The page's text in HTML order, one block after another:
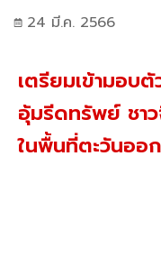
24 มี.ค. 2566
เตรียมเข้ามอบ
อุ้มรีดทรัพย์ ชา
ในพื้นที่ตะวันออ